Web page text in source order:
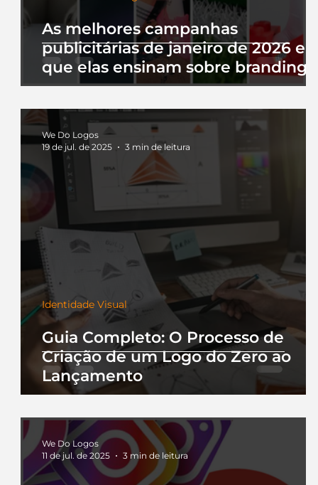
As melhores campanhas
publicitárias de janeiro de 2026 e
que elas ensinam sobre branding
Guia Completo: O Processo de
Criação de um Logo do Zero ao
Lançamento
Identidade Visual
We Do Logos
19 de jul. de 2025
3 min de leitura
We Do Logos
11 de jul. de 2025
3 min de leitura